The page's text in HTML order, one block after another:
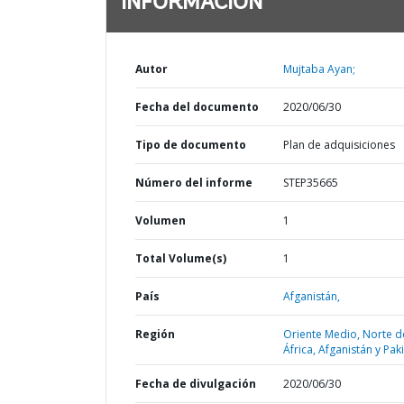
Autor Mujtaba Ayan;
Fecha del documento 2020/06/30
Tipo de documento Plan de adquisiciones
Número del informe STEP35665
Volumen 1
Total Volume(s) 1
País Afganistán,
Región
Oriente Medio, Norte
África, Afganistán y
Fecha de divulgación 2020/06/30